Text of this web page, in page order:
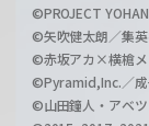
©PROJECT
©矢吹健太朗／集
©赤坂アカ×横槍メ
©Pyramid,Inc.／成
©山田鐘人・アベ